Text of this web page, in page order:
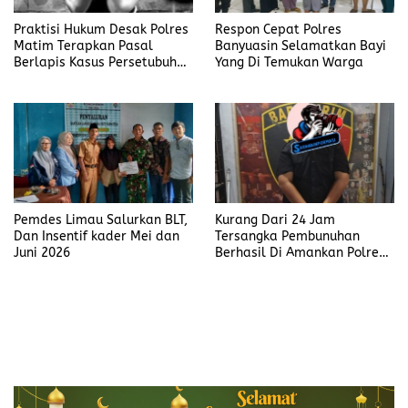
Praktisi Hukum Desak Polres
Matim Terapkan Pasal
Berlapis Kasus Persetubuhan
Respon Cepat Polres
Banyuasin Selamatkan Bayi
Yang Di Temukan Warga
Pemdes Limau Salurkan BLT,
Dan Insentif kader Mei dan
Juni 2026
Kurang Dari 24 Jam
Tersangka Pembunuhan
Berhasil Di Amankan Polres